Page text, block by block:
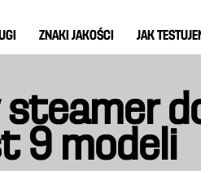
ZNAKI JAKOŚCI JAK
steamer
9 modeli